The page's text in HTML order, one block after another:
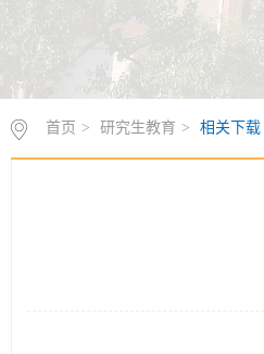
首页 > 研究生教育 > 相关下载